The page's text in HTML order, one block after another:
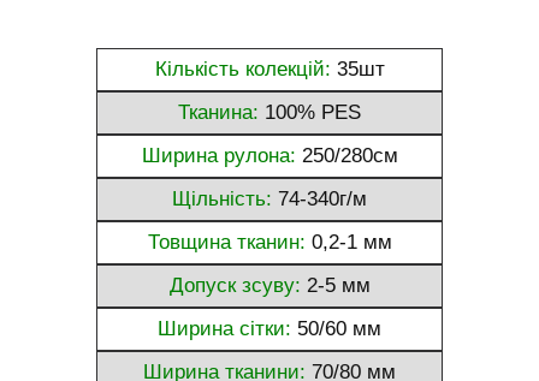
Кількість колекцій: 35шт
Тканина: 100% PES
Ширина рулона: 250/280см
Щільність: 74-340г/м
Товщина тканин: 0,2-1 мм
Допуск зсуву: 2-5 мм
Ширина сітки: 50/60 мм
Ширина тканини: 70/80 мм